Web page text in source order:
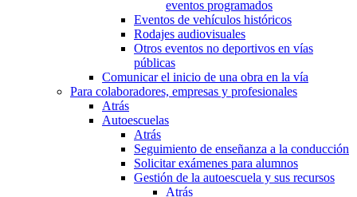
eventos programados
Eventos de vehículos históricos
Rodajes audiovisuales
Otros eventos no deportivos en vías
públicas
Comunicar el inicio de una obra en la vía
Para colaboradores, empresas y profesionales
Atrás
Autoescuelas
Atrás
Seguimiento de enseñanza a la conducción
Solicitar exámenes para alumnos
Gestión de la autoescuela y sus recursos
Atrás